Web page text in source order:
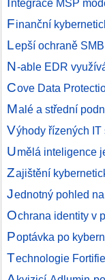
ntegrace MSP
Finanční
Lepší ochraně
N-able EDR
Cove Data
Malé a střední
Výhody řízených
Umělá inteligence
Zajištění
Jednotný pohled
Ochrana identity v
Poptávka po
Technologie